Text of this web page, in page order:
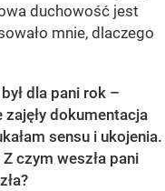
duchowość jest
mnie, dlaczego
dla pani rok –
dokumentacja
sensu i ukojenia.
czym weszła pani